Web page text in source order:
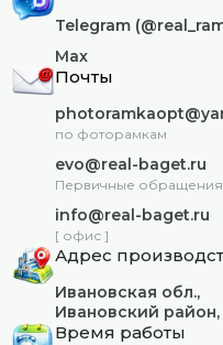
Telegram
Max
Почты
по фоторамкам
evo@real-baget.ru
Первичные обращения,
info@real-baget.ru
[ офис ]
Адрес
Ивановская обл.,
Ивановский район,
Время работы